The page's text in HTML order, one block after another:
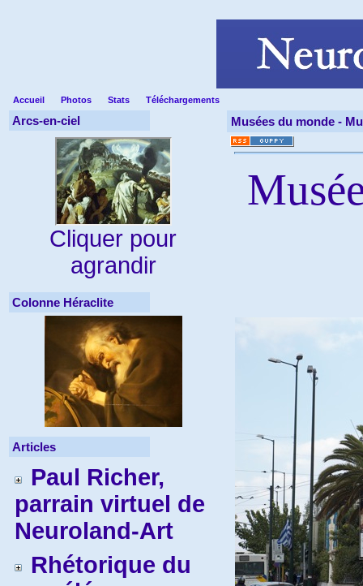
Accueil Photos Stats Téléchargements
Arcs-en-ciel
Cliquer pour
agrandir
Colonne Héraclite
Articles
Paul Richer,
parrain virtuel de
Neuroland-Art
Rhétorique du
Musées du monde -